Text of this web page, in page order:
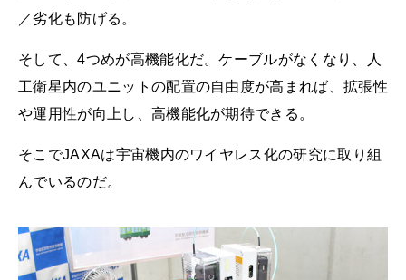
／劣化も防げる。
そして、4つめが高機能化だ。ケーブルがなくなり、人
工衛星内のユニットの配置の自由度が高まれば、拡張性
や運用性が向上し、高機能化が期待できる。
そこでJAXAは宇宙機内のワイヤレス化の研究に取り組
んでいるのだ。